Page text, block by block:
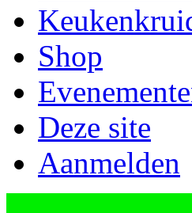
Shop
Deze site
Aanmelden